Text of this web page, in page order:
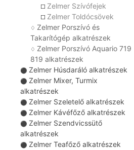
☐ Zelmer Szívófejek
☐ Zelmer Toldócsövek
♢ Zelmer Porszívó és
Takarítógép alkatrészek
♢ Zelmer Porszívó Aquario 719
819 alkatrészek
⚫ Zelmer Húsdaráló alkatrészek
⚫ Zelmer Mixer, Turmix
alkatrészek
⚫ Zelmer Szeletelő alkatrészek
⚫ Zelmer Kávéfőző alkatrészek
⚫ Zelmer Szendvicssütő
alkatrészek
⚫ Zelmer Teafőző alkatrészek